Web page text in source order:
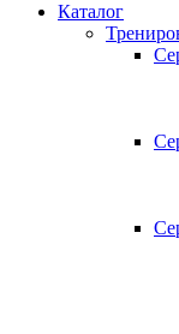
Каталог